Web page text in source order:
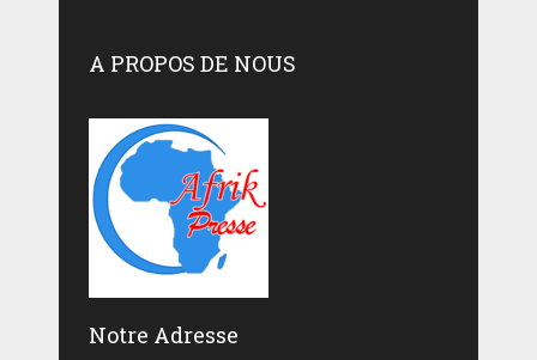
A PROPOS DE NOUS
Notre Adresse